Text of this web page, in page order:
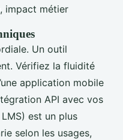
impact métier
Un outil
Vérifiez la fluidité
application mobile
API avec vos
est un plus
selon les usages,